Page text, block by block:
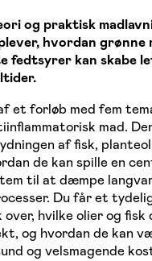
og praktisk
hvordan grønne
fedtsyrer kan skabe
et forløb med fem
mad.
af fisk,
de kan spille en
til at dæmpe
Du får et
hvilke olier og fisk
og hvordan de kan
og velsmagende